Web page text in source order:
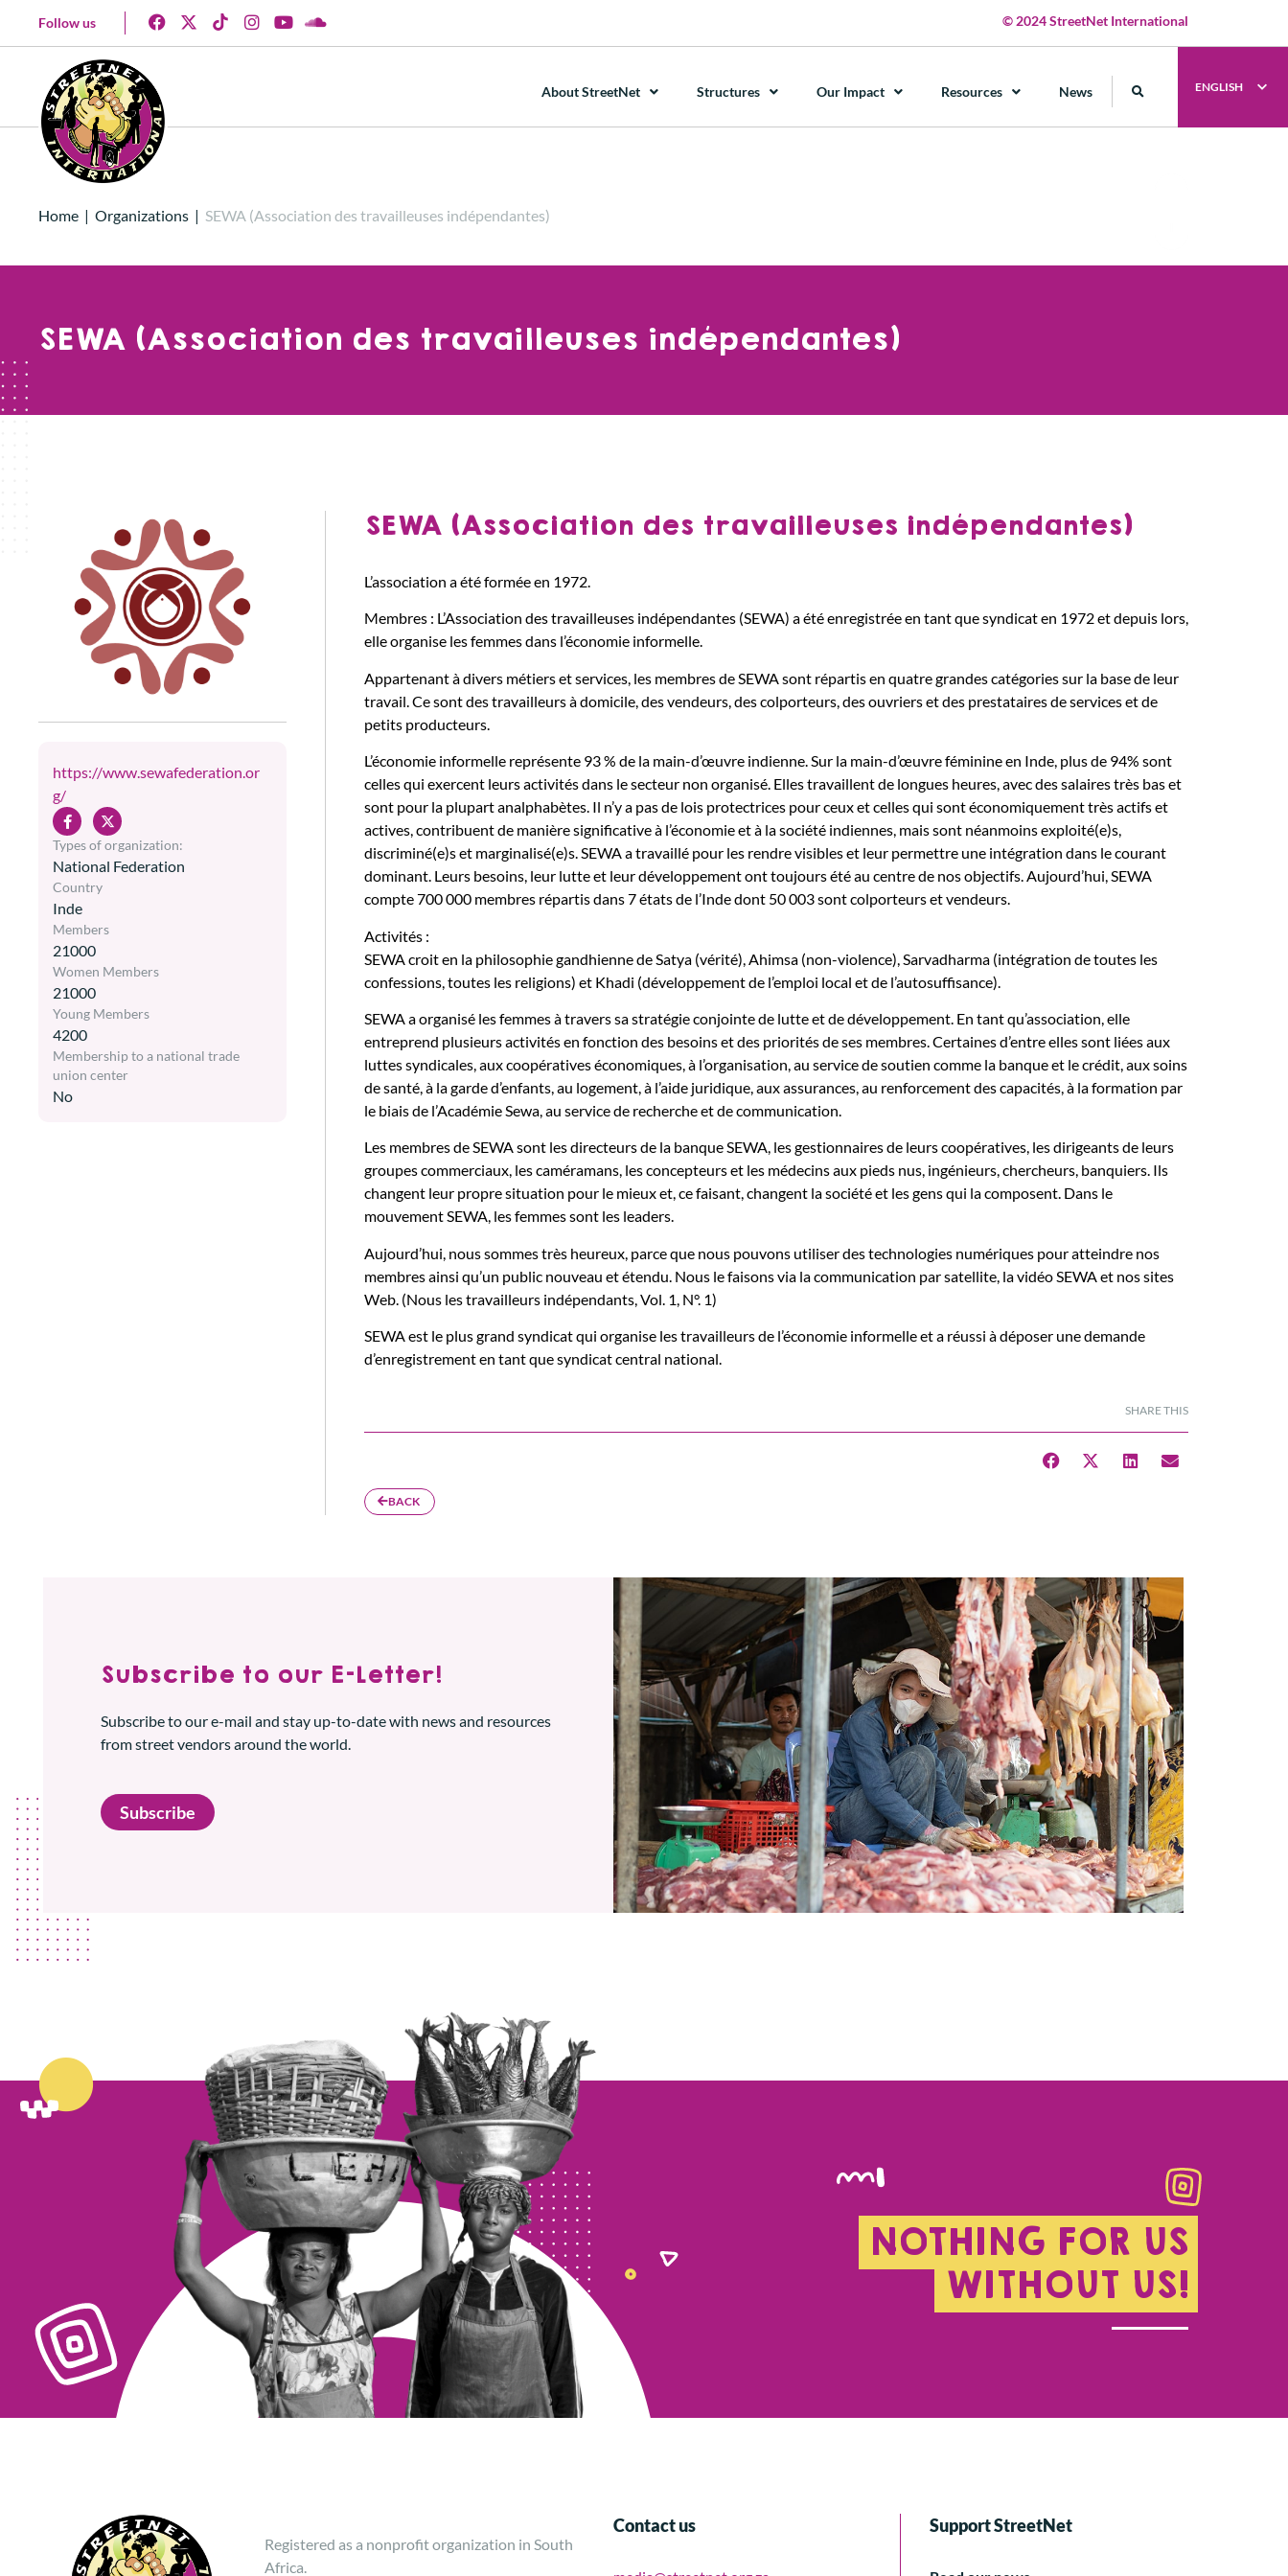
Follow us © 2024 StreetNet International
About StreetNet Structures Our Impact Resources News ENGLISH
Home | Organizations | SEWA (Association des travailleuses indépendantes)
SEWA (Association des travailleuses indépendantes)
https://www.sewafederation.or
g/
National Federation
Types of organization:
Inde
Country
21000
Members
21000
Women Members
4200
Young Members
No
Membership to a national trade
union center
SEWA (Association des travailleuses indépendantes)
L’association a été formée en 1972.
Membres : L’Association des travailleuses indépendantes (SEWA) a été enregistrée en tant que syndicat en 1972 et depuis lors,
elle organise les femmes dans l’économie informelle.
Appartenant à divers métiers et services, les membres de SEWA sont répartis en quatre grandes catégories sur la base de leur
travail. Ce sont des travailleurs à domicile, des vendeurs, des colporteurs, des ouvriers et des prestataires de services et de
petits producteurs.
L’économie informelle représente 93 % de la main-d’œuvre indienne. Sur la main-d’œuvre féminine en Inde, plus de 94% sont
celles qui exercent leurs activités dans le secteur non organisé. Elles travaillent de longues heures, avec des salaires très bas et
sont pour la plupart analphabètes. Il n’y a pas de lois protectrices pour ceux et celles qui sont économiquement très actifs et
actives, contribuent de manière significative à l’économie et à la société indiennes, mais sont néanmoins exploité(e)s,
discriminé(e)s et marginalisé(e)s. SEWA a travaillé pour les rendre visibles et leur permettre une intégration dans le courant
dominant. Leurs besoins, leur lutte et leur développement ont toujours été au centre de nos objectifs. Aujourd’hui, SEWA
compte 700 000 membres répartis dans 7 états de l’Inde dont 50 003 sont colporteurs et vendeurs.
Activités :
SEWA croit en la philosophie gandhienne de Satya (vérité), Ahimsa (non-violence), Sarvadharma (intégration de toutes les
confessions, toutes les religions) et Khadi (développement de l’emploi local et de l’autosuffisance).
SEWA a organisé les femmes à travers sa stratégie conjointe de lutte et de développement. En tant qu’association, elle
entreprend plusieurs activités en fonction des besoins et des priorités de ses membres. Certaines d’entre elles sont liées aux
luttes syndicales, aux coopératives économiques, à l’organisation, au service de soutien comme la banque et le crédit, aux soins
de santé, à la garde d’enfants, au logement, à l’aide juridique, aux assurances, au renforcement des capacités, à la formation par
le biais de l’Académie Sewa, au service de recherche et de communication.
Les membres de SEWA sont les directeurs de la banque SEWA, les gestionnaires de leurs coopératives, les dirigeants de leurs
groupes commerciaux, les caméramans, les concepteurs et les médecins aux pieds nus, ingénieurs, chercheurs, banquiers. Ils
changent leur propre situation pour le mieux et, ce faisant, changent la société et les gens qui la composent. Dans le
mouvement SEWA, les femmes sont les leaders.
Aujourd’hui, nous sommes très heureux, parce que nous pouvons utiliser des technologies numériques pour atteindre nos
membres ainsi qu’un public nouveau et étendu. Nous le faisons via la communication par satellite, la vidéo SEWA et nos sites
Web. (Nous les travailleurs indépendants, Vol. 1, N°. 1)
SEWA est le plus grand syndicat qui organise les travailleurs de l’économie informelle et a réussi à déposer une demande
d’enregistrement en tant que syndicat central national.
SHARE THIS
BACK
Subscribe to our E-Letter!
Subscribe to our e-mail and stay up-to-date with news and resources
from street vendors around the world.
Subscribe
NOTHING FOR US
WITHOUT US!
Registered as a nonprofit organization in South
Africa.
Contact us Support StreetNet